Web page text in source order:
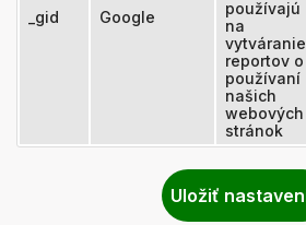
_gid Google
používajú
na
vytváranie
reportov o
používaní
našich
webových
stránok